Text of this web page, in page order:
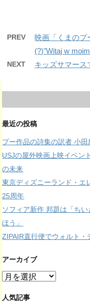
PREV
映画「くまの
(?)"Witaj w
NEXT キッズサマース
最近の投稿
プー作品の詩集の訳者 小
USJの屋外映画上映イベン
の未来
東京ディズニーランド・エ
25周年
ソフィア新作 邦題は「ち
ほう」
ZIPAIR直行便でウォルト
アーカイブ
ア
カ
人気記事